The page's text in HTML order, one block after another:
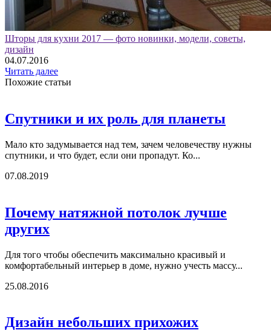
Шторы для кухни 2017 — фото новинки, модели, советы,
дизайн
04.07.2016
Читать далее
Похожие статьи
Спутники и их роль для планеты
Мало кто задумывается над тем, зачем человечеству нужны
спутники, и что будет, если они пропадут. Ко...
07.08.2019
Почему натяжной потолок лучше
других
Для того чтобы обеспечить максимально красивый и
комфортабельный интерьер в доме, нужно учесть массу...
25.08.2016
Дизайн небольших прихожих